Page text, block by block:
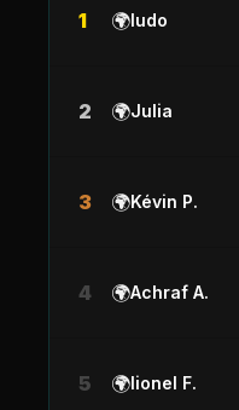
1 🌍ludo
2 🌍Julia
3 🌍Kévin P.
4 🌍Achraf A.
5 🌍lionel F.